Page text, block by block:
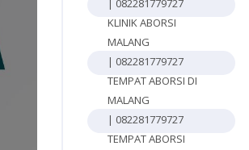
| 082281779727
KLINIK ABORSI
MALANG
| 082281779727
TEMPAT ABORSI DI
MALANG
| 082281779727
TEMPAT ABORSI